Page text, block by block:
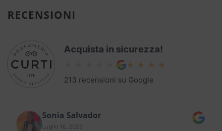
RECENSIONI
Acquista in sicurezza!
213 recensioni su Google
Sonia Salvador
Luglio 16, 2026